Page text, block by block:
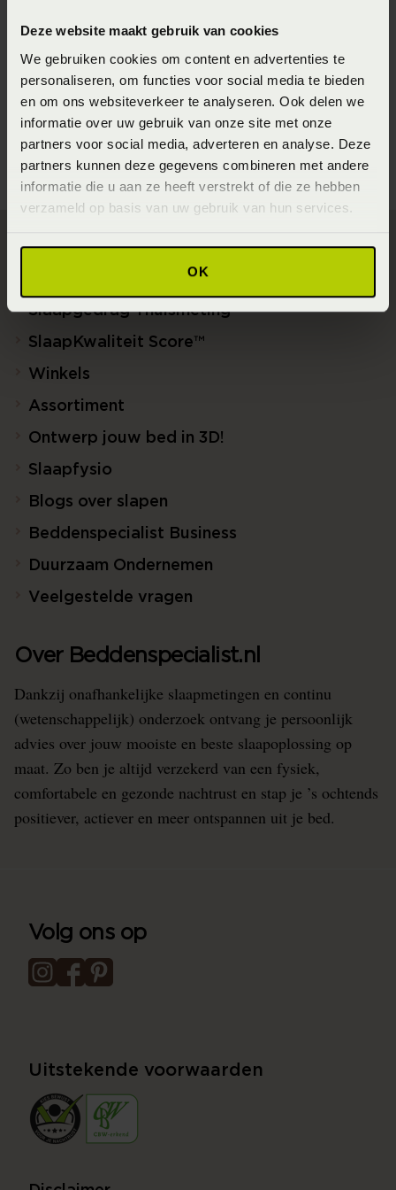
Deze website maakt gebruik van cookies
We gebruiken cookies om content en advertenties te
personaliseren, om functies voor social media te bieden
en om ons websiteverkeer te analyseren. Ook delen we
informatie over uw gebruik van onze site met onze
partners voor social media, adverteren en analyse. Deze
partners kunnen deze gegevens combineren met andere
informatie die u aan ze heeft verstrekt of die ze hebben
verzameld op basis van uw gebruik van hun services.
OK
Seizoen
202310
Materiaal
100% Katoen percale GOTS (GOTS Katoen)
Slaapgedrag Thuismeting
SlaapKwaliteit Score™
Winkels
Assortiment
Ontwerp jouw bed in 3D!
Slaapfysio
Blogs over slapen
Beddenspecialist Business
Duurzaam Ondernemen
Veelgestelde vragen
Over Beddenspecialist.nl
Dankzij onafhankelijke slaapmetingen en continu
(wetenschappelijk) onderzoek ontvang je persoonlijk
advies over jouw mooiste en beste slaapoplossing op
maat. Zo ben je altijd verzekerd van een fysiek,
comfortabele en gezonde nachtrust en stap je ’s ochtends
positiever, actiever en meer ontspannen uit je bed.
Volg ons op
Uitstekende voorwaarden